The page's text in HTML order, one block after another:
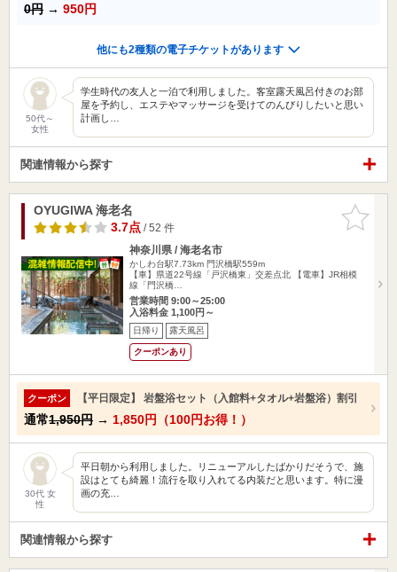
0円 → 950円
他にも2種類の電子チケットがあります
50代～
女性
学生時代の友人と一泊で利用しました。客室露天風呂付きのお部
屋を予約し、エステやマッサージを受けてのんびりしたいと思い
計画し…
関連情報から探す
お気に入
りに追加
OYUGIWA 海老名
3.7点/ 52 件
神奈川県 / 海老名市
かしわ台駅7.73km 門沢橋駅559m
【車】県道22号線「戸沢橋東」交差点北 【電車】JR相模
線「門沢橋…
営業時間 9:00～25:00
入浴料金 1,100円～
日帰り 露天風呂
クーポンあり
クーポン 【平日限定】 岩盤浴セット（入館料+タオル+岩盤浴）割引
通常1,950円 → 1,850円（100円お得！）
30代 女
性
平日朝から利用しました。リニューアルしたばかりだそうで、施
設はとても綺麗！流行を取り入れてる内装だと思います。特に漫
画の充…
関連情報から探す